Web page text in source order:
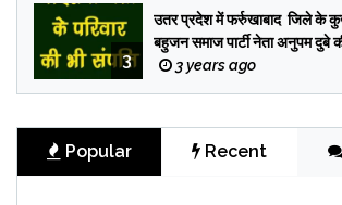
3
उतर प्रदेश में फर्रुखाबाद जिले के
बहुजन समाज पार्टी नेता अनुपम दुबे
3 years ago
Popular Recent